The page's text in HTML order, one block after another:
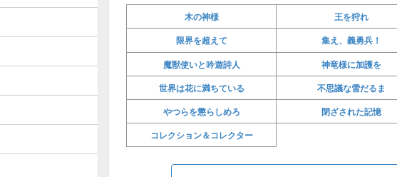
木の神様
王を狩れ
限界を超えて
集え、義勇兵！
魔獣使いと吟遊詩人
神竜様に加護を
世界は花に満ちている
不思議な雪だるま
やつらを懲らしめろ
閉ざされた記憶
コレクション＆コレクター